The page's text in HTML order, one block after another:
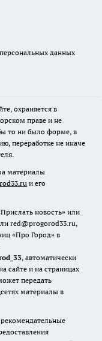
данных
охраняется в
праве и не
то ни было форме, в
переработке не иначе
материалы
и его
новость» или
red@progorod33.ru,
«Про Город» в
, автоматически
сайте и на страницах
передать
материалы в